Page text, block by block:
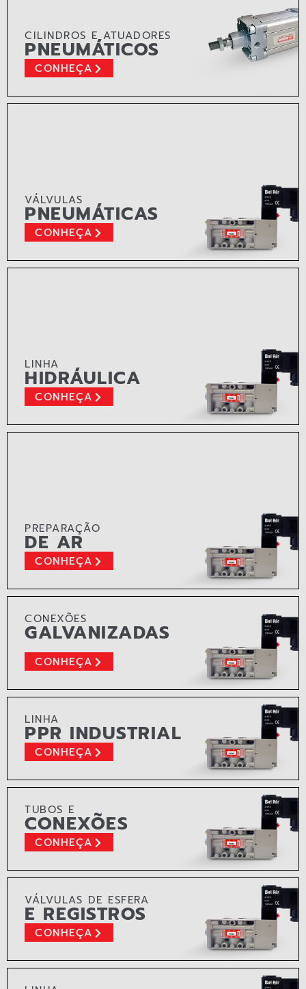
CILINDROS E ATUADORES
PNEUMÁTICOS
CONHEÇA
VÁLVULAS
PNEUMÁTICAS
CONHEÇA
LINHA
HIDRÁULICA
CONHEÇA
PREPARAÇÃO
DE AR
CONHEÇA
CONEXÕES
GALVANIZADAS
CONHEÇA
LINHA
PPR INDUSTRIAL
CONHEÇA
TUBOS E
CONEXÕES
CONHEÇA
VÁLVULAS DE ESFERA
E REGISTROS
CONHEÇA